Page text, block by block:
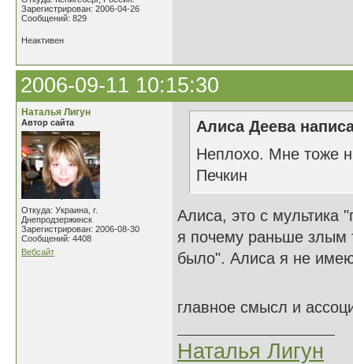
Зарегистрирован: 2006-04-26
Сообщений: 829
Неактивен
2006-09-11 10:15:30
Наталья Лигун
Автор сайта
Откуда: Украина, г.
Днепродзержинск
Зарегистрирован: 2006-08-30
Сообщений: 4408
Вебсайт
Алиса Деева
Неплохо. Мне тоже
Печкин
Алиса, это с мультика
я почему раньше злым
было". Алиса я не
главное смысл и
Наталья Лигун